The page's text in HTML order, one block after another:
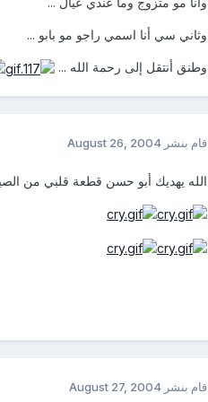
وثاني سي أنا اسمي راجو مو بابو ...
وطنق أنتقل إلى رحمة الله ...
قام بنشر August 26, 2004
الله يهديك أبو حسن قطعة قلبي من
قام بنشر August 27, 2004